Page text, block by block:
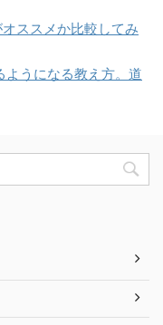
ススメか比較してみ
うになる教え方。道